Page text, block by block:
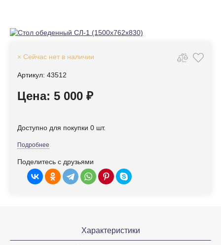
× Сейчас нет в наличии
Артикул: 43512
Цена: 5 000 ₽
Доступно для покупки 0 шт.
Подробнее
Поделитесь с друзьями
Характеристики